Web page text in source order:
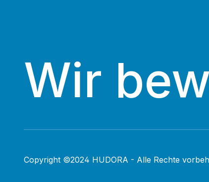
Wir
Copyright ©2024 HUDORA - Alle Rechte